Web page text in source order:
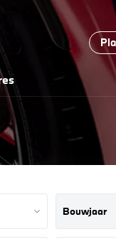
Bouwjaar